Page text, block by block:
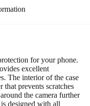
for your phone.
excellent
The interior of the case
prevents scratches
the camera further
designed with all